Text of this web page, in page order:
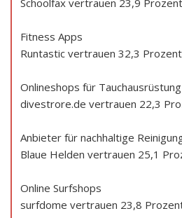
Schoolfax vertrauen 23,9 Prozent
Fitness Apps
Runtastic vertrauen 32,3 Prozent
Onlineshops für Tauchausrüstung
divestrore.de vertrauen 22,3
Anbieter für nachhaltige
Blaue Helden vertrauen 25,1
Online Surfshops
surfdome vertrauen 23,8